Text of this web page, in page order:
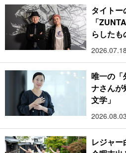
タイトー
「
らしたも
2026.07.18
唯一の「
ナさんが
文学」
2026.08.03
レジャー